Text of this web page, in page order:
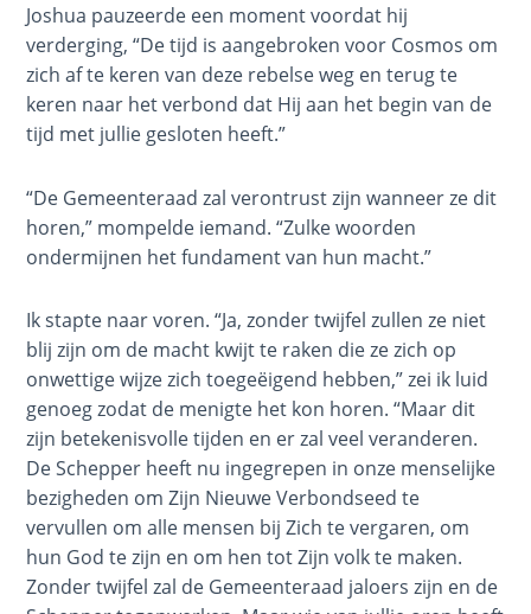
Amos:
Missionary
to Israel
Jonah:
Haggai:
Prophet
Greater
Temple
Malachi:
God's
Messenger
Dr. Luke:
Healing
the
Breaches
Joshua pauzeerde een moment voordat hij
verderging, “De tijd is aangebroken voor Cosmos om
zich af te keren van deze rebelse weg en terug te
keren naar het verbond dat Hij aan het begin van de
tijd met jullie gesloten heeft.”
“De Gemeenteraad zal verontrust zijn wanneer ze dit
horen,” mompelde iemand. “Zulke woorden
ondermijnen het fundament van hun macht.”
Ik stapte naar voren. “Ja, zonder twijfel zullen ze niet
blij zijn om de macht kwijt te raken die ze zich op
onwettige wijze zich toegeëigend hebben,” zei ik luid
genoeg zodat de menigte het kon horen. “Maar dit
zijn betekenisvolle tijden en er zal veel veranderen.
De Schepper heeft nu ingegrepen in onze menselijke
bezigheden om Zijn Nieuwe Verbondseed te
vervullen om alle mensen bij Zich te vergaren, om
hun God te zijn en om hen tot Zijn volk te maken.
Zonder twijfel zal de Gemeenteraad jaloers zijn en de